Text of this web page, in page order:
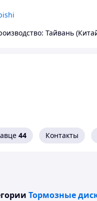
Тайвань
44 Контакты
Тормозные